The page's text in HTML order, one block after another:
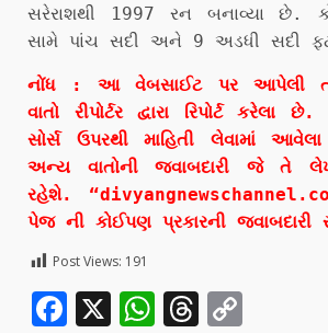
સરેરાશથી 1997 રન બનાવ્યા છે.
સામે પાંચ સદી અને 9 અડધી સદી
નોંધ : આ વેબસાઈટ પર આપેલી
વાતો રીપોર્ટર દ્વારા રિપોર્ટ
સોર્સ ઉપરથી માહિતી લેવામાં
અન્ય વાતોની જવાબદારી જે તે
રહેશે.
પેજ ની કોઈપણ પ્રકારની જવાબદારી
Post Views: 191
Facebook
X WhatsApp
Threads